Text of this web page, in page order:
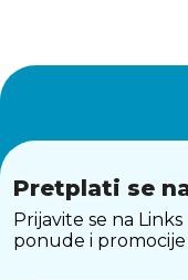
Pretplati se
Prijavite se na
ponude i promocije